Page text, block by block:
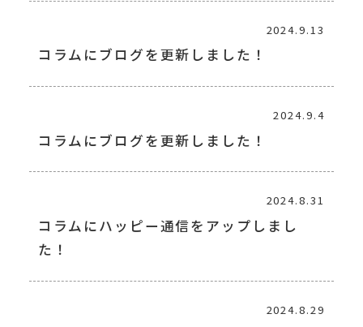
2024.9.13
コラムにブログを更新しました！
2024.9.4
コラムにブログを更新しました！
2024.8.31
コラムにハッピー通信をアップしまし
た！
2024.8.29